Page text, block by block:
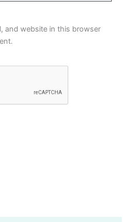
and website in this browser